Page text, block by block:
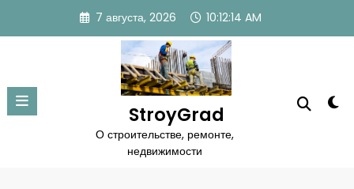
содержимому
7 августа, 2026 10:12:14 AM
StroyGrad
О строительстве, ремонте,
недвижимости